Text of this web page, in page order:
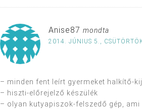
Anise87 mondta
2014. JÚNIUS 5.,
– minden fent leírt gyermeket halkítő-
– hiszti-előrejelző készülék
– olyan kutyapiszok-felszedő gép,